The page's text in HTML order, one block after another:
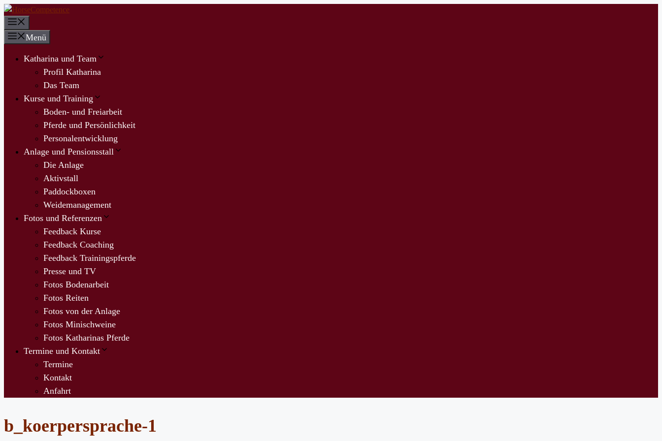
Zum
Inhalt
springenMenü
Katharina und Team
Profil Katharina
Das Team
Kurse und Training
Boden- und Freiarbeit
Pferde und Persönlichkeit
Personalentwicklung
Anlage und Pensionsstall
Die Anlage
Aktivstall
Paddockboxen
Weidemanagement
Fotos und Referenzen
Feedback Kurse
Feedback Coaching
Feedback Trainingspferde
Presse und TV
Fotos Bodenarbeit
Fotos Reiten
Fotos von der Anlage
Fotos Minischweine
Fotos Katharinas Pferde
Termine und Kontakt
Termine
Kontakt
Anfahrt
b_koerpersprache-1